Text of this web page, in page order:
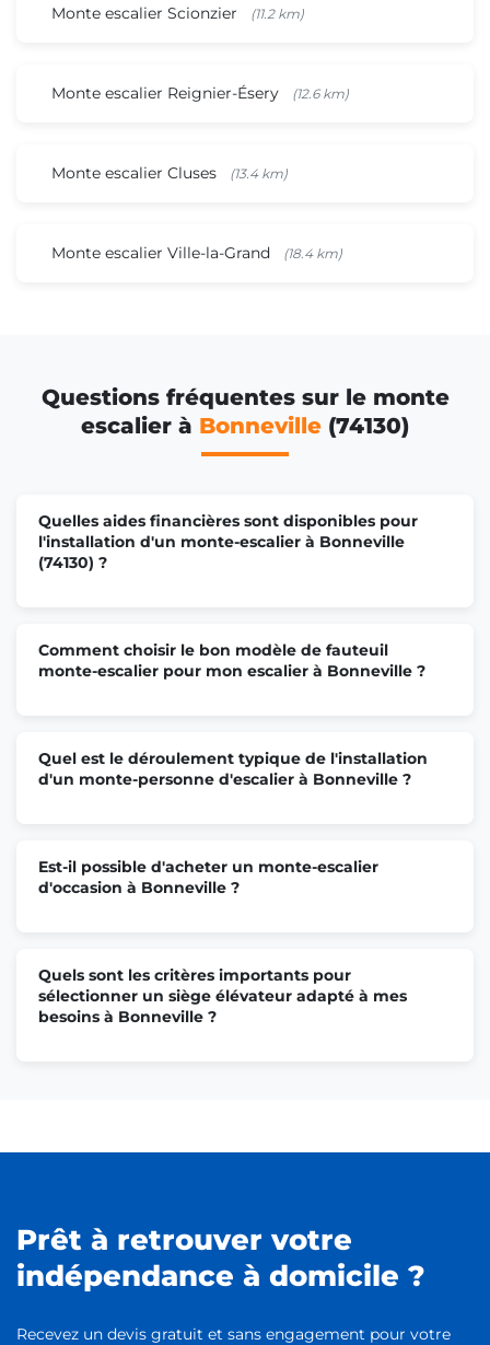
Monte escalier Scionzier (11.2 km)
Monte escalier Reignier-Ésery (12.6 km)
Monte escalier Cluses (13.4 km)
Monte escalier Ville-la-Grand (18.4 km)
Questions fréquentes sur le monte
escalier à Bonneville (74130)
Quelles aides financières sont disponibles pour
l'installation d'un monte-escalier à Bonneville
(74130) ?
Comment choisir le bon modèle de fauteuil
monte-escalier pour mon escalier à Bonneville ?
Quel est le déroulement typique de l'installation
d'un monte-personne d'escalier à Bonneville ?
Est-il possible d'acheter un monte-escalier
d'occasion à Bonneville ?
Quels sont les critères importants pour
sélectionner un siège élévateur adapté à mes
besoins à Bonneville ?
Prêt à retrouver votre
indépendance à domicile ?
Recevez un devis gratuit et sans engagement pour votre